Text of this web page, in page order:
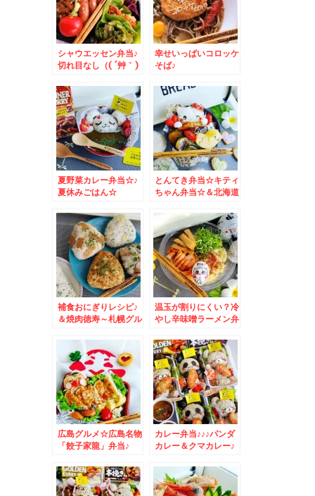
シャウエッセン弁当♪
切れ目なし（( ´艸｀)
幸せいっぱいコロッケ
そば♪
夏野菜カレー弁当☆♪
夏休みごはん☆
とんてき弁当☆キティ
ちゃん弁当☆＆北海道
鮮丼☆
補食おにぎりレシピ♪
＆焼肉徳寿～札幌グル
温玉が割りにくい？冷
やし辛味噌ラーメン弁
広島グルメ☆広島名物
「餃子家龍」弁当♪
カレー弁当♪♪♪パンダ
カレー＆クマカレー♪